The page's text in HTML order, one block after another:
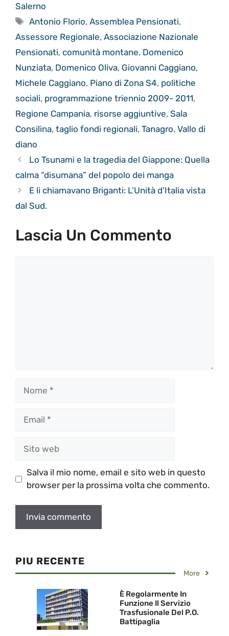
Salerno
Tag
Antonio Florio,Assemblea Pensionati,
Assessore Regionale, Associazione Nazionale
Pensionati, comunità montane, Domenico
Nunziata, Domenico Oliva, Giovanni Caggiano,
Michele Caggiano, Piano di Zona S4, politiche
sociali, programmazione triennio 2009- 2011,
Regione Campania, risorse aggiuntive, Sala
Consilina, taglio fondi regionali, Tanagro, Vallo di
diano
Lo Tsunami e la tragedia del Giappone: Quella
calma “disumana” del popolo dei manga
E li chiamavano Briganti: L’Unità d’Italia vista
dal Sud.
Lascia Un Commento
Salva il mio nome, email e sito web in questo
browser per la prossima volta che commento.
PIU RECENTE
More
È Regolarmente In
Funzione Il Servizio
Trasfusionale Del P.O.
Battipaglia